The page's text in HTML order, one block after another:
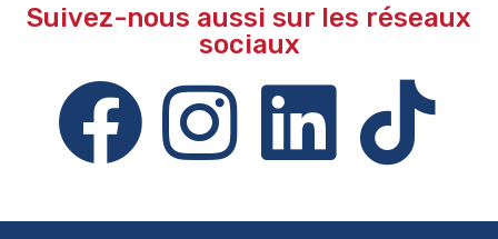
Suivez-nous aussi sur les réseaux
sociaux